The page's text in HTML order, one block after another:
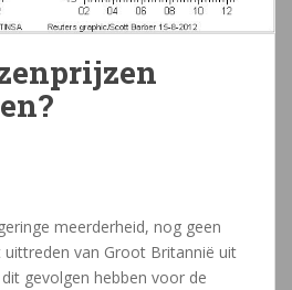
meerderheid, nog geen
van Groot Britannië uit
gevolgen hebben voor de